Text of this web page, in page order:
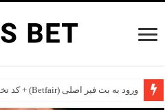
ورود به بت فیر اصلی (Betfair) + کد تخفیف ویژه کاربران ایرانی
بهترین سایت های شرط بندی خارجی